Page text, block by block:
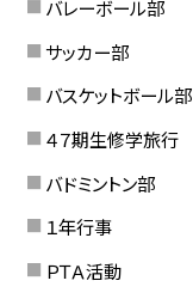
バレーボール部
サッカー部
バスケットボール部
４７期生修学旅行
バドミントン部
１年行事
ＰＴＡ活動